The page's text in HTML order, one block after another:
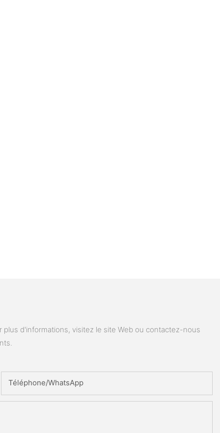
d'informations, visitez le site Web ou contactez-nous
Téléphone/WhatsApp